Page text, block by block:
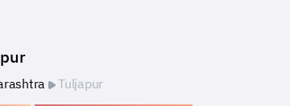
Tuljapur